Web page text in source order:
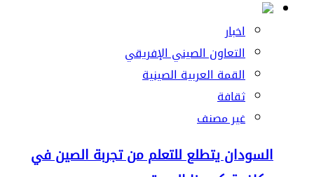
اخبار
التعاون الصيني الإفريقي
القمة العربية الصينية
ثقافة
غير مصنف
السودان يتطلع للتعلم من تجربة الصين في